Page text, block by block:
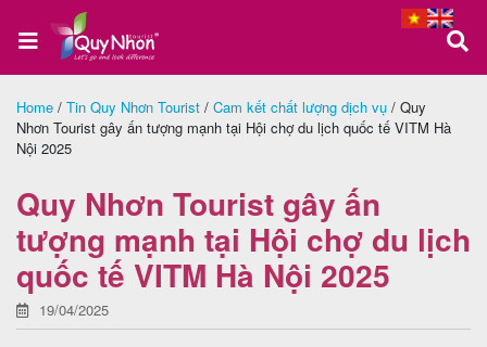
Trang
chủ
Tour
Quy
Nhơn
Home / Tin Quy Nhơn Tourist / Cam kết chất lượng dịch vụ / Quy
Nhơn Tourist gây ấn tượng mạnh tại Hội chợ du lịch quốc tế VITM Hà
Nội 2025
Quy Nhơn Tourist gây ấn
tượng mạnh tại Hội chợ du lịch
quốc tế VITM Hà Nội 2025
19/04/2025